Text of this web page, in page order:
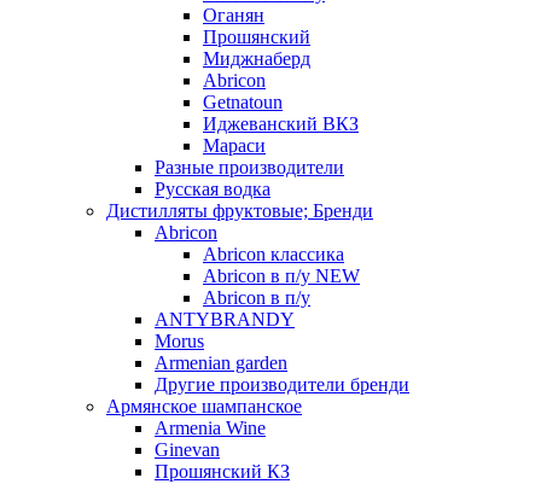
Оганян
Прошянский
Миджнаберд
Abricon
Getnatoun
Иджеванский ВКЗ
Мараси
Разные производители
Русская водка
Дистилляты фруктовые; Бренди
Abricon
Abricon классика
Abricon в п/у NEW
Abricon в п/у
ANTYBRANDY
Morus
Armenian garden
Другие производители бренди
Армянское шампанское
Armenia Wine
Ginevan
Прошянский КЗ